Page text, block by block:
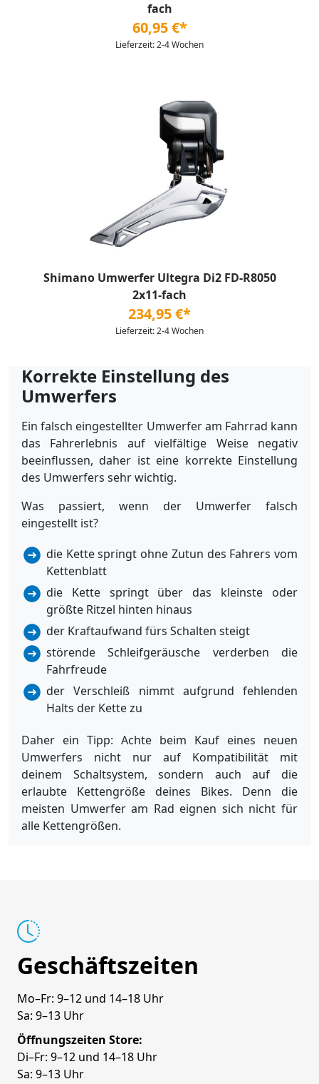
fach
60,95 €*
Lieferzeit: 2-4 Wochen
Shimano Umwerfer Ultegra Di2 FD-R8050
2x11-fach
234,95 €*
Lieferzeit: 2-4 Wochen
Korrekte Einstellung des
Umwerfers
Ein falsch eingestellter Umwerfer am Fahrrad kann
das Fahrerlebnis auf vielfältige Weise negativ
beeinflussen, daher ist eine korrekte Einstellung
des Umwerfers sehr wichtig.
Was passiert, wenn der Umwerfer falsch
eingestellt ist?
die Kette springt ohne Zutun des Fahrers vom
Kettenblatt
die Kette springt über das kleinste oder
größte Ritzel hinten hinaus
der Kraftaufwand fürs Schalten steigt
störende Schleifgeräusche verderben die
Fahrfreude
der Verschleiß nimmt aufgrund fehlenden
Halts der Kette zu
Daher ein Tipp: Achte beim Kauf eines neuen
Umwerfers nicht nur auf Kompatibilität mit
deinem Schaltsystem, sondern auch auf die
erlaubte Kettengröße deines Bikes. Denn die
meisten Umwerfer am Rad eignen sich nicht für
alle Kettengrößen.
Geschäftszeiten
Mo–Fr: 9–12 und 14–18 Uhr
Sa: 9–13 Uhr
Öffnungszeiten Store:
Di–Fr: 9–12 und 14–18 Uhr
Sa: 9–13 Uhr